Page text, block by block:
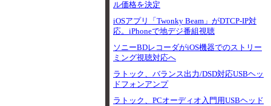
ル価格を決定
iOSアプリ「Twonky Beam」がDTCP-IP対
応。iPhoneで地デジ番組視聴
ソニーBDレコーダがiOS機器でのストリー
ミング視聴対応へ
ラトック、バランス出力/DSD対応USBヘッ
ドフォンアンプ
ラトック、PCオーディオ入門用USBヘッド